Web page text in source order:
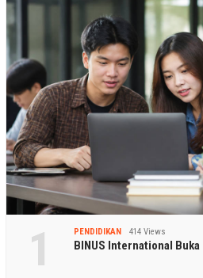
1 PENDIDIKAN 414 Views
BINUS International